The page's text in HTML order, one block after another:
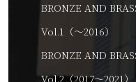
BRONZE AND
Vol.1（～2016）
BRONZE AND
Vol.2（2017～2021）